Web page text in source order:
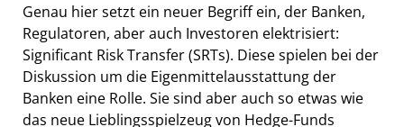
Genau hier setzt ein neuer Begriff ein, der Banken,
Regulatoren, aber auch Investoren elektrisiert:
Significant Risk Transfer (SRTs). Diese spielen bei der
Diskussion um die Eigenmittelausstattung der
Banken eine Rolle. Sie sind aber auch so etwas wie
das neue Lieblingsspielzeug von Hedge-Funds